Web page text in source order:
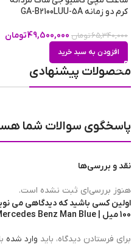
کرم دو زمانه GA-B2100LUU-5A
65,340,000تومان 49,500,000تومان
افزودن به سبد خرید
محصولات پیشنهادی
پاسخگوی سوالات شما
نقد و بررسی‌ها
هنوز بررسی‌ای ثبت نشده است.
اولین کسی باشید که دیدگاهی می
100 میل | Mercedes Benz Man Blue”
برای فرستادن دیدگاه، باید وارد شده